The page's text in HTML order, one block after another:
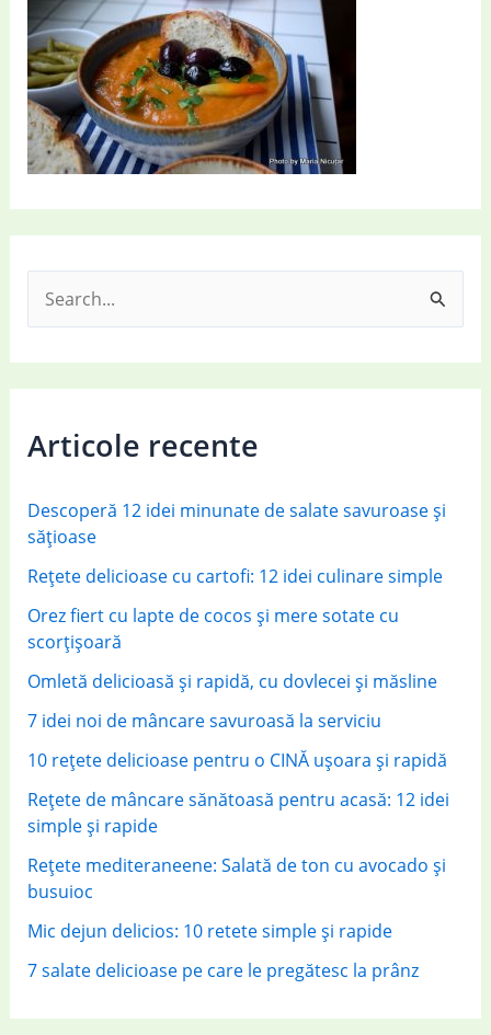
e
a
r
h
o
r
Articole recente
Descoperă 12 idei minunate de salate savuroase și
sățioase
Rețete delicioase cu cartofi: 12 idei culinare simple
Orez fiert cu lapte de cocos și mere sotate cu
scorțișoară
Omletă delicioasă și rapidă, cu dovlecei și măsline
7 idei noi de mâncare savuroasă la serviciu
10 rețete delicioase pentru o CINĂ ușoara și rapidă
Rețete de mâncare sănătoasă pentru acasă: 12 idei
simple și rapide
Rețete mediteraneene: Salată de ton cu avocado și
busuioc
Mic dejun delicios: 10 retete simple și rapide
7 salate delicioase pe care le pregătesc la prânz